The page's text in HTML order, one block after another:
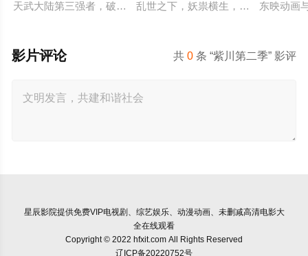
天武大陆第三强者，破军武帝古飞扬被世界规则所限，修为困
乱世之下，妖祟横生，奸佞当道。又
东映动画
共0 条 “紫川第二季” 影评
影片评论
星辰影院提供免费VIP电视剧、综艺娱乐、动漫动画、未删减高清电影大
全在线观看
Copyright © 2022 hfxit.com All Rights Reserved
辽ICP备20220752号